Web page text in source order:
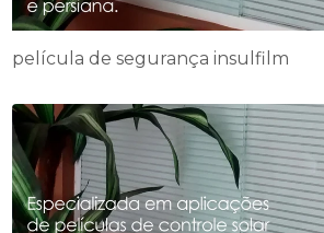
película de segurança insulfilm